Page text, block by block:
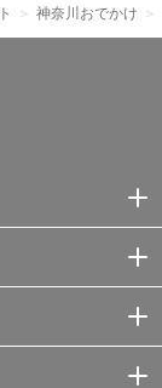
神奈川おでかけ